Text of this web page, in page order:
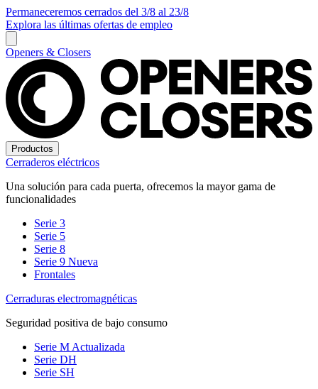
Permaneceremos cerrados del 3/8 al 23/8
Explora las últimas ofertas de empleo
Openers & Closers
Productos
Cerraderos eléctricos
Una solución para cada puerta, ofrecemos la mayor gama de
funcionalidades
Serie 3
Serie 5
Serie 8
Serie 9 Nueva
Frontales
Cerraduras electromagnéticas
Seguridad positiva de bajo consumo
Serie M Actualizada
Serie DH
Serie SH